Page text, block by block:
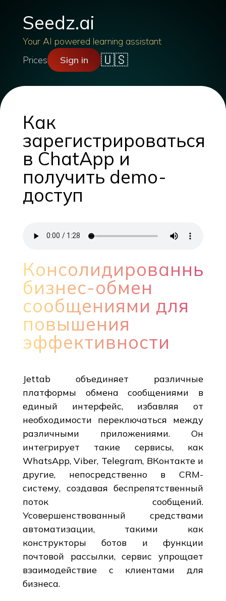
Seedz.ai
Your AI powered learning assistant
Prices
Sign in 🇺🇸
Как
зарегистрироваться
в ChatApp и
получить demo-
доступ
Консолидированный
бизнес-обмен
сообщениями для
повышения
эффективности
Jettab объединяет различные
платформы обмена сообщениями в
единый интерфейс, избавляя от
необходимости переключаться между
различными приложениями. Он
интегрирует такие сервисы, как
WhatsApp, Viber, Telegram, ВКонтакте и
другие, непосредственно в CRM-
систему, создавая беспрепятственный
поток сообщений.
Усовершенствованный средствами
автоматизации, такими как
конструкторы ботов и функции
почтовой рассылки, сервис упрощает
взаимодействие с клиентами для
бизнеса.